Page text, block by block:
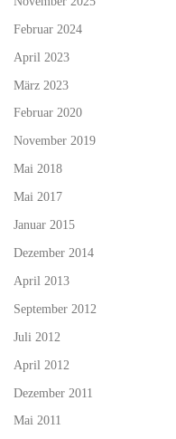
Februar 2024
April 2023
März 2023
Februar 2020
November 2019
Mai 2018
Mai 2017
Januar 2015
Dezember 2014
April 2013
September 2012
Juli 2012
April 2012
Dezember 2011
Mai 2011